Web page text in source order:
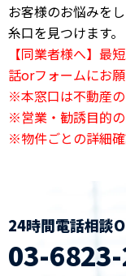
お客様のお悩みを
糸口を見つけます。
【同業者様へ】最
話orフォームにお願
※本窓口は不動産の
※営業・勧誘目的の
※物件ごとの詳細確
24時間電話相談
03-